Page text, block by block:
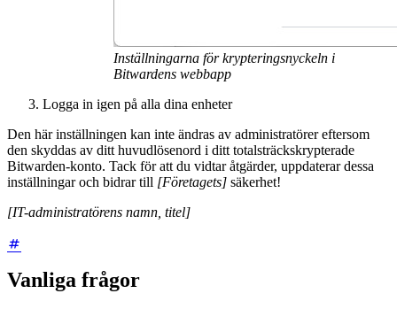
Inställningarna för krypteringsnyckeln i
Bitwardens webbapp
Logga in igen på alla dina enheter
Den här inställningen kan inte ändras av administratörer eftersom
den skyddas av ditt huvudlösenord i ditt totalsträckskrypterade
Bitwarden-konto. Tack för att du vidtar åtgärder, uppdaterar dessa
inställningar och bidrar till [Företagets] säkerhet!
[IT-administratörens namn, titel]
Vanliga frågor